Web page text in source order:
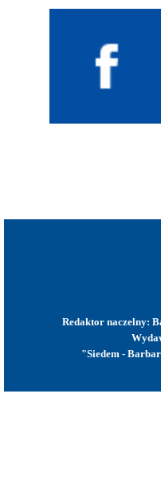
Redaktor naczelny:
"Siedem -